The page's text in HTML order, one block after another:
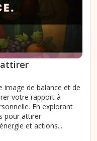
image de balance et de
votre rapport à
En explorant
pour attirer
et actions...